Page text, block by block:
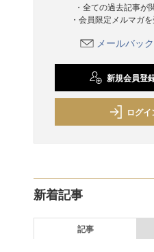
・全ての過去記事が
・会員限定メルマガ
メールバッ
新規会員登
ログイ
新着記事
記事